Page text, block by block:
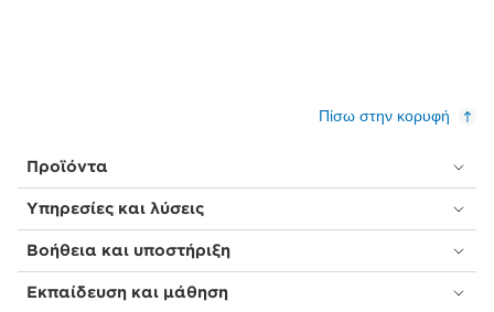
Πίσω στην κορυφή
Προϊόντα
Υπηρεσίες και λύσεις
Βοήθεια και υποστήριξη
Εκπαίδευση και μάθηση